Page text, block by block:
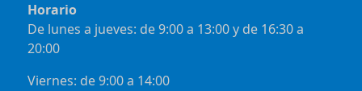
Horario
De lunes a jueves: de 9:00 a 13:00 y de 16:30 a
20:00
Viernes: de 9:00 a 14:00